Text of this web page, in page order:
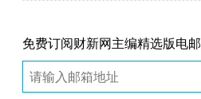
免费订阅财新网主编精选版电邮